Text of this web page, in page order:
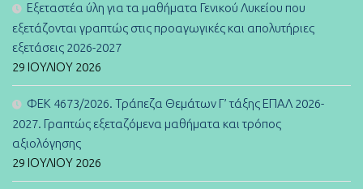
Εξεταστέα ύλη για τα μαθήματα Γενικού Λυκείου που
εξετάζονται γραπτώς στις προαγωγικές και απολυτήριες
εξετάσεις 2026-2027
29 ΙΟΥΛΊΟΥ 2026
ΦΕΚ 4673/2026. Τράπεζα Θεμάτων Γ’ τάξης ΕΠΑΛ 2026-
2027. Γραπτώς εξεταζόμενα μαθήματα και τρόπος
αξιολόγησης
29 ΙΟΥΛΊΟΥ 2026